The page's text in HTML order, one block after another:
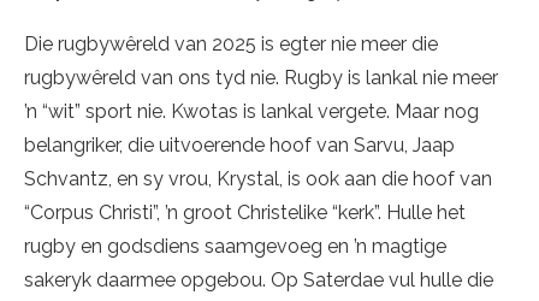
Die rugbywêreld van 2025 is egter nie meer die
rugbywêreld van ons tyd nie. Rugby is lankal nie meer
’n “wit” sport nie. Kwotas is lankal vergete. Maar nog
belangriker, die uitvoerende hoof van Sarvu, Jaap
Schvantz, en sy vrou, Krystal, is ook aan die hoof van
“Corpus Christi”, ’n groot Christelike “kerk”. Hulle het
rugby en godsdiens saamgevoeg en ’n magtige
sakeryk daarmee opgebou. Op Saterdae vul hulle die